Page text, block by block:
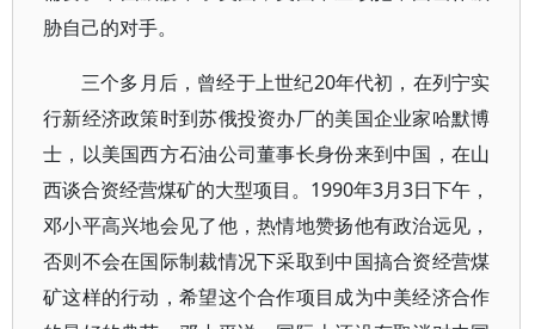
胁自己的对手。
三个多月后，曾经于上世纪20年代初，在列宁实
行新经济政策时到苏俄投资办厂的美国企业家哈默博
士，以美国西方石油公司董事长身份来到中国，在山
西谈合资经营煤矿的大型项目。1990年3月3日下午，
邓小平高兴地会见了他，热情地赞扬他有政治远见，
否则不会在国际制裁情况下采取到中国搞合资经营煤
矿这样的行动，希望这个合作项目成为中美经济合作